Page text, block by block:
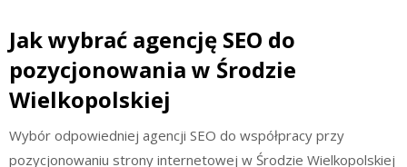
Jak wybrać agencję SEO do
pozycjonowania w Środzie
Wielkopolskiej
Wybór odpowiedniej agencji SEO do współpracy przy
pozycjonowaniu strony internetowej w Środzie Wielkopolskiej